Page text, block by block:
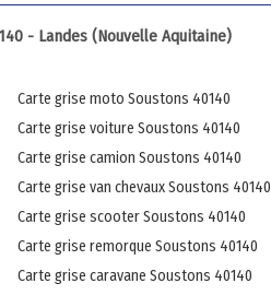
- Landes (Nouvelle Aquitaine)
Carte grise moto Soustons 40140
Carte grise voiture Soustons 40140
Carte grise camion Soustons 40140
Carte grise van chevaux Soustons 40140
Carte grise scooter Soustons 40140
Carte grise remorque Soustons 40140
Carte grise caravane Soustons 40140